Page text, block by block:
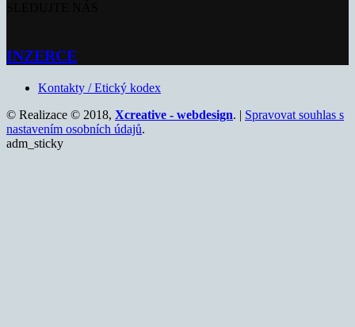
INZERCE
Kontakty / Etický kodex
© Realizace © 2018, Xcreative - webdesign. | Spravovat souhlas s
nastavením osobních údajů.
adm_sticky